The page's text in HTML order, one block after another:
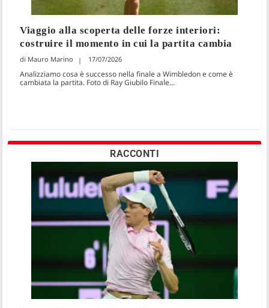
Viaggio alla scoperta delle forze interiori:
costruire il momento in cui la partita cambia
Mauro Marino 17/07/2026
Analizziamo cosa è successo nella finale a Wimbledon e come è
cambiata la partita. Foto di Ray Giubilo Finale...
RACCONTI